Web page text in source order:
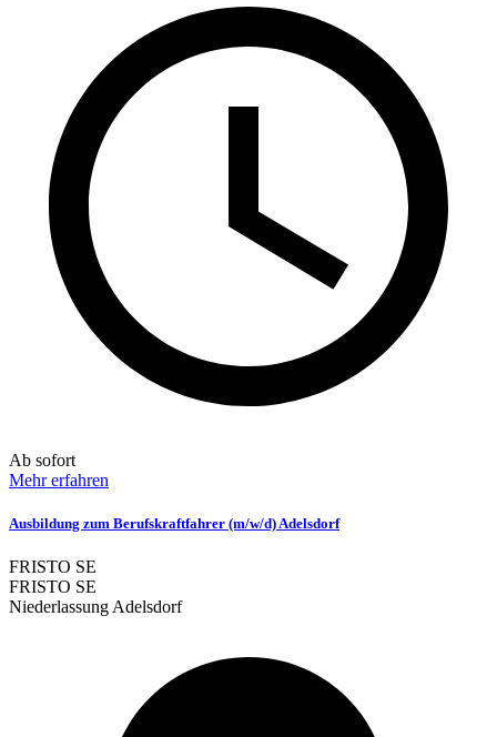
Ab sofort
Mehr erfahren
Ausbildung zum Berufskraftfahrer (m/w/d) Adelsdorf
FRISTO SE
FRISTO SE
Niederlassung Adelsdorf